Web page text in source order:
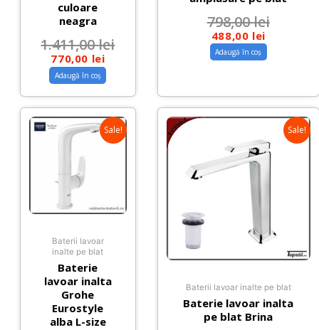
culoare
neagra
1.411,00lei
770,00 lei
Adaugă în coș
798,00lei
488,00 lei
Adaugă în coș
Sale!
Baterii lavoar
inalte pe blat
Baterie
lavoar inalta
Grohe
Eurostyle
alba L-size
Sale!
Baterii lavoar inalte pe blat
Baterie lavoar inalta
pe blat Brina